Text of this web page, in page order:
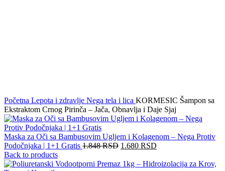
Početna Lepota i zdravlje Nega tela i lica KORMESIC Šampon sa
Ekstraktom Crnog Pirinča – Jača, Obnavlja i Daje Sjaj
Maska za Oči sa Bambusovim Ugljem i Kolagenom – Nega Protiv
Podočnjaka | 1+1 Gratis 1.848RSD 1.680 RSD
Back to products